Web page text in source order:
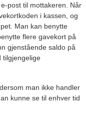
post til mottakeren. Når
i kassen, og
Man kan benytte
flere gavekort på
gjenstående saldo på
tilgjengelige
man ikke handler
kunne se til enhver tid